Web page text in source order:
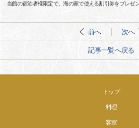
当館の宿泊者様限定で、海の家で使える割引券をプレゼ
前へ 次へ
記事一覧へ戻る
トップ
料理
客室